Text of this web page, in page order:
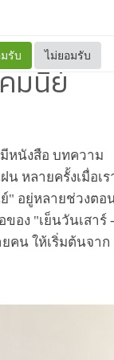
รับ ไม่ยอมรับ
มนีย์
หนังสือ บทความ
หลายครั้งเมื่อเร
" อยู่หลายช่วงตอ
อง "เย็นวันเสาร์ -
คน ให้เริ่มต้นจาก